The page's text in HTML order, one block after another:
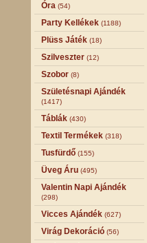
Óra (54)
Party Kellékek (1188)
Plüss Játék (18)
Szilveszter (12)
Szobor (8)
Születésnapi Ajándék
(1417)
Táblák (430)
Textil Termékek (318)
Tusfürdő (155)
Üveg Áru (495)
Valentin Napi Ajándék
(298)
Vicces Ajándék (627)
Virág Dekoráció (56)